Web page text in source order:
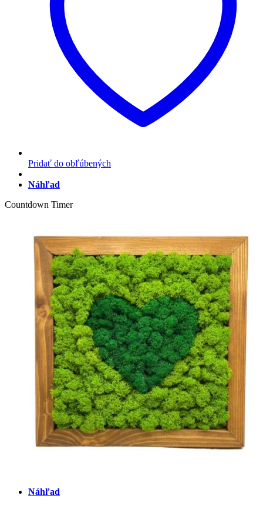
Pridať do obľúbených
Náhľad
Countdown Timer
Náhľad